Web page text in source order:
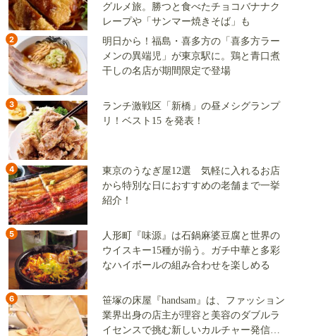
グルメ旅。勝つと食べたチョコバナナク
レープや「サンマー焼きそば」も
2
明日から！福島・喜多方の「喜多方ラー
メンの異端児」が東京駅に。鶏と青口煮
干しの名店が期間限定で登場
3
ランチ激戦区「新橋」の昼メシグランプ
リ！ベスト15 を発表！
4
東京のうなぎ屋12選 気軽に入れるお店
から特別な日におすすめの老舗まで一挙
紹介！
5
人形町『味源』は石鍋麻婆豆腐と世界の
ウイスキー15種が揃う。ガチ中華と多彩
なハイボールの組み合わせを楽しめる
6
笹塚の床屋『handsam』は、ファッション
業界出身の店主が理容と美容のダブルラ
イセンスで挑む新しいカルチャー発信基